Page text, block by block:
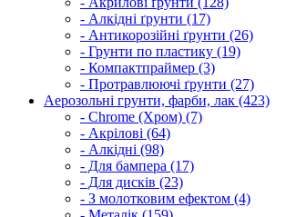
- Алкідні ґрунти (17)
- Антикорозійні ґрунти (26)
- Грунти по пластику (19)
- Компактпраймер (3)
- Протравлюючі ґрунти (27)
Аерозольні грунти, фарби, лак (423)
- Chrome (Хром) (7)
- Акрілові (64)
- Алкідні (98)
- Для бампера (17)
- Для дисків (23)
- З молотковим ефектом (4)